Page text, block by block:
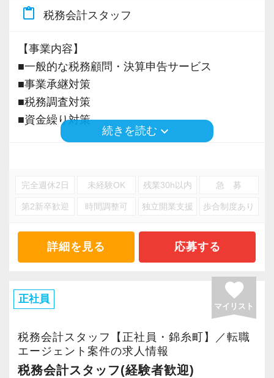
野から構成されており、実務に役に立つ（お客
また、資格の有無で給与が決定されるわけでは
ないため、頑張り次第で給与に差がついていき
ます。一つの指標として、「担当者の売上」が
ありますが、売上の金額に応じてインセンティ
ブがあり、決算賞与として支給されます。年収
1,000万円超の職員も複数在籍しております。
・経営のプロフェッショナルを目指したい人
・継続して努力のできる体力のある人
1984年に創業以来、現在では1,200件以上の日
本全国のお客様から沢山のご相談を頂き、拡大
を続けています。
安定した経営基盤のもと、成長できる環境が整
っています。
是非、一緒に働きませんか！
ご応募お待ちしております。
・会社設立相談・融資相談・事業計画の策定支
・決算書作成、MAS監査、MAP（経営計画サポ
ート）
人・組織に関するサポート
・労務相談・部下のマネジメント・事業承継・
組織再編
・民事信託・相続税・贈与税・譲渡所得の対応
金融・保険・資産形成
・生損保コンサルティング・金融商品仲介・資
産運用の相談対応
テクノロジー・DX分野
・顧問先へのDX導入支援・業務効率化ツールの
提案・クラウド導入支援
こうした幅広い業務を、それぞれの得意分野を
持つ職員たちが連携しながら対応しています。
自分の「得意」や「関心」が、いつか誰かの支
content_paste 税務会計スタッフ
【事業内容】
■一般的な税務顧問・決算申告サービス
■事業承継対策
■税務調査対策
■資金繰り対策
続きを読む keyboard_arrow_down
完全週休2日 未経験OK 残業30h以内 急 募
第2新卒歓迎 時間調整可 独立開業支援 歩合制度あり
詳細を見る 応募する
正社員 favorite
マイリスト
税務会計スタッフ【正社員・錦糸町】／転職
エージェント案件の求人情報
税務会計スタッフ(経験者歓迎)